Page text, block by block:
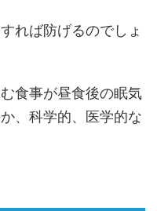
れば防げるのでしょ
食事が昼食後の眠気
、科学的、医学的な